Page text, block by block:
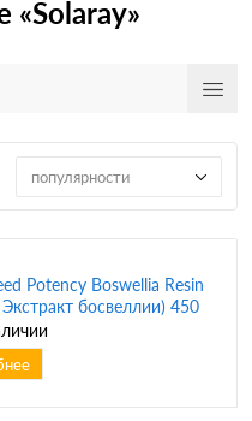
«Solaray»
популярности
Potency Boswellia Resin
босвеллии) 450
(Solaray)